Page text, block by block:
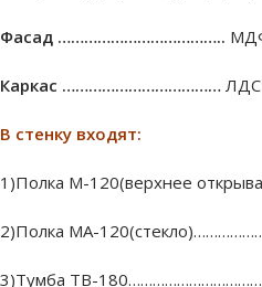
Фасад ………………………………..
Каркас ………………………………
В стенку входят:
1)Полка М-120(верхнее
2)Полка МA-
3)Тумба ТВ-